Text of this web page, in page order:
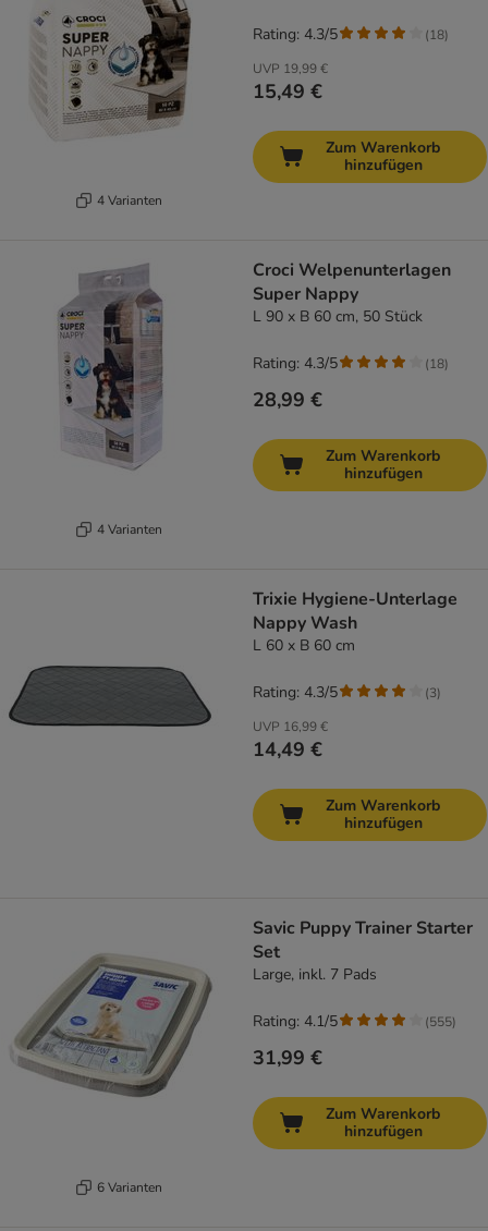
4 Varianten
UVP 19,99 €
15,49 €
Rating: 4.3/5 (18)
Zum Warenkorb
hinzufügen
4 Varianten
Croci Welpenunterlagen
Super Nappy
L 90 x B 60 cm, 50 Stück
28,99 €
Rating: 4.3/5 (18)
Zum Warenkorb
hinzufügen
Trixie Hygiene-Unterlage
Nappy Wash
L 60 x B 60 cm
UVP 16,99 €
14,49 €
Rating: 4.3/5 (3)
Zum Warenkorb
hinzufügen
6 Varianten
Savic Puppy Trainer Starter
Set
Large, inkl. 7 Pads
31,99 €
Rating: 4.1/5 (555)
Zum Warenkorb
hinzufügen